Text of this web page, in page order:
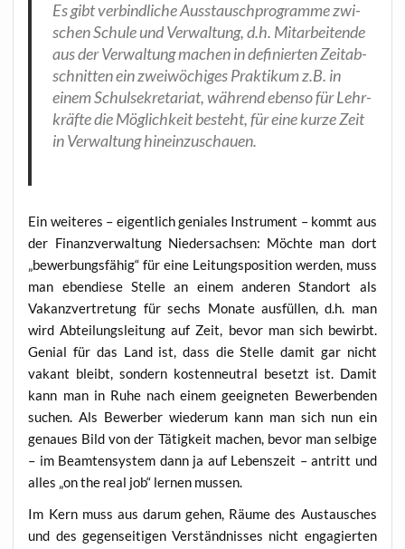
Es gibt ver­bind­li­che Auss­tausch­pro­gram­me zwi­
schen Schu­le und Ver­wal­tung, d.h. Mit­ar­bei­ten­de
aus der Ver­wal­tung machen in defi­nier­ten Zeit­ab­
schnit­ten ein zwei­wö­chi­ges Prak­ti­kum z.B. in
einem Schul­se­kre­ta­ri­at, wäh­rend eben­so für Lehr­
kräf­te die Mög­lich­keit besteht, für eine kur­ze Zeit
in Ver­wal­tung hineinzuschauen.
Ein wei­te­res – eigent­lich genia­les Instru­ment – kommt aus
der Finanz­ver­wal­tung Nie­der­sach­sen: Möch­te man dort
„bewer­bungs­fä­hig“ für eine Lei­tungs­po­si­ti­on wer­den, muss
man eben­die­se Stel­le an einem ande­ren Stand­ort als
Vakanz­ver­tre­tung für sechs Mona­te aus­fül­len, d.h. man
wird Abtei­lungs­lei­tung auf Zeit, bevor man sich bewirbt.
Geni­al für das Land ist, dass die Stel­le damit gar nicht
vakant bleibt, son­dern kos­ten­neu­tral besetzt ist. Damit
kann man in Ruhe nach einem geeig­ne­ten Bewer­ben­den
suchen. Als Bewer­ber wie­der­um kann man sich nun ein
genau­es Bild von der Tätig­keit machen, bevor man sel­bi­ge
– im Beam­ten­sys­tem dann ja auf Lebens­zeit – antritt und
alles „on the real job“ ler­nen mussen.
Im Kern muss aus dar­um gehen, Räu­me des Aus­tau­sches
und des gegen­sei­ti­gen Ver­ständ­nis­ses nicht enga­gier­ten